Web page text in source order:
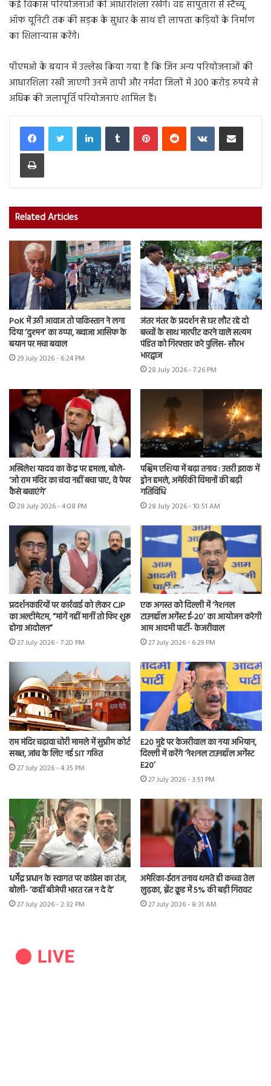
कई विकास परियोजनाओं की आधारशिला रखेंगे। वह सापुतारा से स्टैच्यू
ऑफ यूनिटी तक की सड़क के सुधार के साथ ही लापता कड़ियों के निर्माण
का शिलान्यास करेंगे।
पीएमओ के बयान में उल्लेख किया गया है कि जिन अन्य परियोजनाओं की
आधारशिला रखी जाएगी उनमें तापी और नर्मदा जिलों में 300 करोड़ रुपये से
अधिक की जलापूर्ति परियोजनाएं शामिल हैं।
LinkedInTumblr PinterestReddit VKontakteShare via Email
Print
Related Articles
PoK में उठी आवाज तो पाकिस्तान ने लगा
दिया ‘दुश्मन’ का ठप्पा, ख्वाजा आसिफ के
बयान पर मचा बवाल
29 July 2026 - 6:24 PM
जंतर मंतर के प्रदर्शन से घर लौट रहे दो
बच्चों के साथ मारपीट करने वाले सत्यम
पंडित को गिरफ्तार करे पुलिस- सौरभ
भारद्वाज
28 July 2026 - 7:26 PM
अखिलेश यादव का केंद्र पर हमला, बोले-
‘जो राम मंदिर का चंदा नहीं बचा पाए, वे पेपर
कैसे बचाएंगे’
28 July 2026 - 4:08 PM
पश्चिम एशिया में बढ़ा तनाव : उत्तरी इराक में
ड्रोन हमले, अमेरिकी विमानों की बढ़ी
गतिविधि
28 July 2026 - 10:51 AM
प्रदर्शनकारियों पर कार्रवाई को लेकर CJP
का अल्टीमेटम, “मांगें नहीं मानीं तो फिर शुरू
होगा आंदोलन”
27 July 2026 - 7:20 PM
एक अगस्त को दिल्ली में ‘नेशनल
टाउनहॉल अगेंस्ट ई-20’ का आयोजन करेगी
आम आदमी पार्टी- केजरीवाल
27 July 2026 - 6:29 PM
राम मंदिर चढ़ावा चोरी मामले में सुप्रीम कोर्ट
सख्त, जांच के लिए नई SIT गठित
27 July 2026 - 4:35 PM
E20 मुद्दे पर केजरीवाल का नया अभियान,
दिल्ली में करेंगे ‘नेशनल टाउनहॉल अगेंस्ट
E20’
27 July 2026 - 3:51 PM
धर्मेंद्र प्रधान के स्वागत पर कांग्रेस का तंज,
बोली- ‘कहीं बीजेपी भारत रत्न न दे दे’
27 July 2026 - 2:32 PM
अमेरिका-ईरान तनाव थमते ही कच्चा तेल
लुढ़का, ब्रेंट क्रूड में 5% की बड़ी गिरावट
27 July 2026 - 8:31 AM